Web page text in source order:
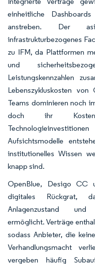
einheitliche
anstreben. Der
infrastrukturbezogenes
zu IFM, da Plattformen
und
Leistungskennzahlen
Lebenszykluskosten
Teams dominieren noch
doch ihr
Aufsichtsmodelle
institutionelles Wissen
knapp sind.
OpenBlue, Desigo CC
digitales Rückgrat,
Anlagenzustand und
ermöglicht. Verträge
sodass Anbieter, die
Verhandlungsmacht
vergeben häufig